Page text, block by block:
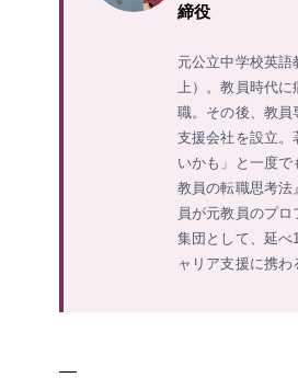
締役
元公立中学校英語
上）。教員時代
職。その後、教員
支援会社を設立。
いかも」と一度で
教員の転職思考法
員が元教員のプ
集団として、延べ
ャリア支援に携わ
—